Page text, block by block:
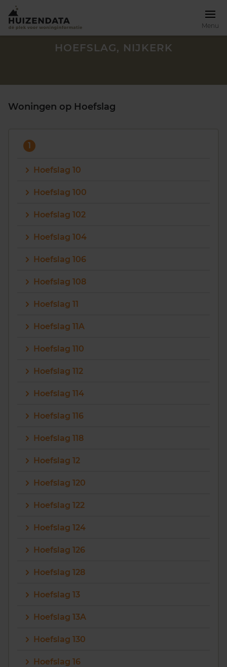
Menu
088 220 4200
Maandag t/m vrijdag - 08:00 -18:00
HOEFSLAG, NIJKERK
Woningen op Hoefslag
1
Hoefslag 10
Hoefslag 100
Hoefslag 102
Hoefslag 104
Hoefslag 106
Hoefslag 108
Hoefslag 11
Hoefslag 11A
Hoefslag 110
Hoefslag 112
Hoefslag 114
Hoefslag 116
Hoefslag 118
Hoefslag 12
Hoefslag 120
Hoefslag 122
Hoefslag 124
Hoefslag 126
Hoefslag 128
Hoefslag 13
Hoefslag 13A
Hoefslag 130
Hoefslag 16